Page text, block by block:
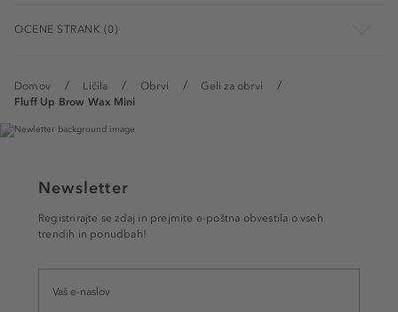
Domov Ličila Obrvi
Geli za obrvi
Fluff Up Brow Wax Mini
OCENE STRANK (0)
Newsletter
Registrirajte se zdaj in prejmite e-poštna obvestila o vseh
trendih in ponudbah!